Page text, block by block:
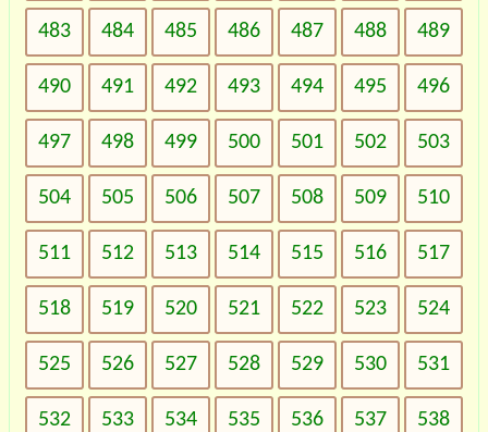
483 484 485 486 487 488 489
490 491 492 493 494 495 496
497 498 499 500 501 502 503
504 505 506 507 508 509 510
511 512 513 514 515 516 517
518 519 520 521 522 523 524
525 526 527 528 529 530 531
532 533 534 535 536 537 538